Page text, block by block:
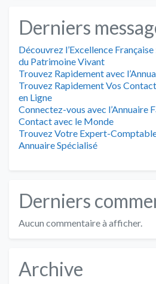
Derniers
Découvrez l’Excellence
du Patrimoine Vivant
Trouvez Rapidement avec
Trouvez Rapidement Vos
en Ligne
Connectez-vous avec l’Annuaire
Contact avec le Monde
Trouvez Votre Expert-
Annuaire Spécialisé
Derniers
Aucun commentaire à afficher.
Archive